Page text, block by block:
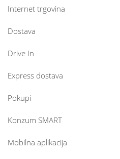
Internet trgovina
Dostava
Drive In
Express dostava
Pokupi
Konzum SMART
Mobilna aplikacija